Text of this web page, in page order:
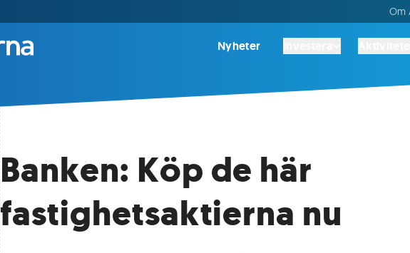
Om
Nyheter
Banken: Köp de här
fastighetsaktierna nu